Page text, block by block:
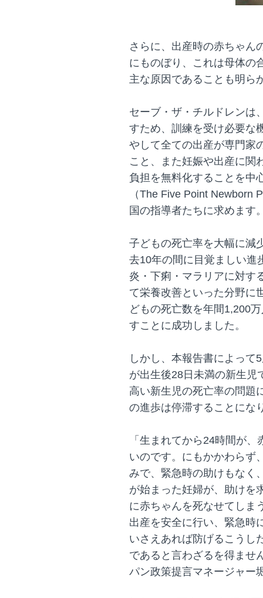
さらに、出産時の赤ちゃん
にものぼり、これは母体の
主な原因であることも明ら
セーブ・ザ・チルドレンは
すため、訓練を受け必要な
やして全ての出産が専門家
こと、また妊娠や出産に関
負担を無料化することを中
（The Five Point Newborn
国の指導者たちに求めます
子どもの死亡率を大幅に減
去10年の間に目覚ましい進
炎・下痢・マラリアに対す
て栄養改善といった分野に
どもの死亡数を年間1,200
すことに成功しました。
しかし、本報告書によって
が出生後28日未満の新生児
高い新生児の死亡率の問題
の進歩は停滞することにな
「生まれてから24時間が
いのです。にもかかわらず
みで、緊急時の助けもなく
が始まった妊婦が、助けを
に赤ちゃんを死なせてしま
出産を安全に行い、緊急時
いさえあれば防げるこうし
であると言わざるを得ませ
パン政策提言マネージャー